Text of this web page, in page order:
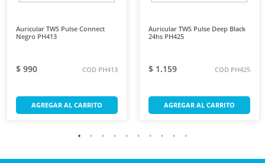
Auricular TWS Pulse Connect
Negro PH413
$ 990 COD PH413
AGREGAR AL CARRITO
Auricular TWS Pulse Deep Black
24hs PH425
$ 1.159 COD PH425
AGREGAR AL CARRITO